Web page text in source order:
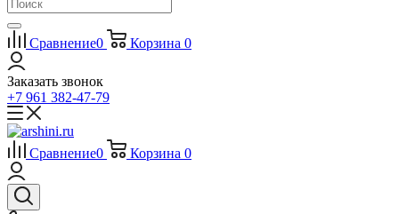
Сравнение0 Корзина 0
Заказать звонок
+7 961 382-47-79
Сравнение0 Корзина 0